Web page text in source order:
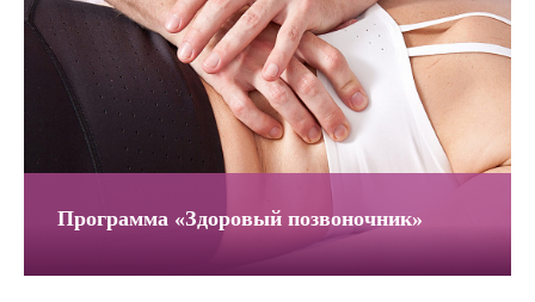
Программа «Здоровый позвоночник»